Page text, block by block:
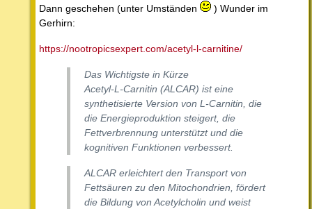
Dann geschehen (unter Umständen
) Wunder im
Gerhirn:
https://nootropicsexpert.com/acetyl-l-carnitine/
Das Wichtigste in Kürze
Acetyl-L-Carnitin (ALCAR) ist eine
synthetisierte Version von L-Carnitin, die
die Energieproduktion steigert, die
Fettverbrennung unterstützt und die
kognitiven Funktionen verbessert.
ALCAR erleichtert den Transport von
Fettsäuren zu den Mitochondrien, fördert
die Bildung von Acetylcholin und weist